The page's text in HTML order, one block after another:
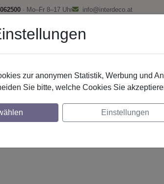
· Mo–Fr 8–17 Uhr info@interdeco.at
mm 1-lfg. Prestige Mavell
möglich
zur anonymen Statistik, Werbung und
Sie bitte, welche Cookies Sie
Einstellungen